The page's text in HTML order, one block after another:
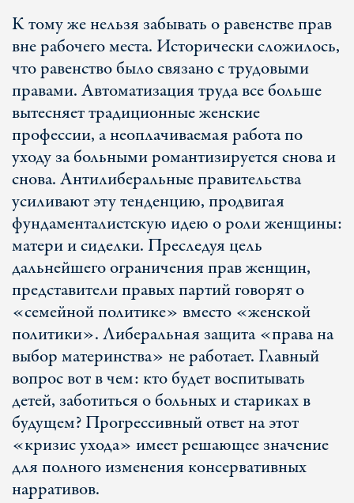
К тому же нельзя забывать о равенстве прав
вне рабочего места. Исторически сложилось,
что равенство было связано с трудовыми
правами. Автоматизация труда все больше
вытесняет традиционные женские
профессии, а неоплачиваемая работа по
уходу за больными романтизируется снова и
снова. Антилиберальные правительства
усиливают эту тенденцию, продвигая
фундаменталистскую идею о роли женщины:
матери и сиделки. Преследуя цель
дальнейшего ограничения прав женщин,
представители правых партий говорят о
«семейной политике» вместо «женской
политики». Либеральная защита «права на
выбор материнства» не работает. Главный
вопрос вот в чем: кто будет воспитывать
детей, заботиться о больных и стариках в
будущем? Прогрессивный ответ на этот
«кризис ухода» имеет решающее значение
для полного изменения консервативных
нарративов.